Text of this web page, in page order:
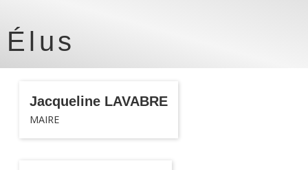
Élus
Jacqueline LAVABRE
MAIRE